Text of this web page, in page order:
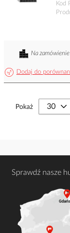
Kod
Dodaj do
Na zamówienie
Pokaż
Sprawdź nasze